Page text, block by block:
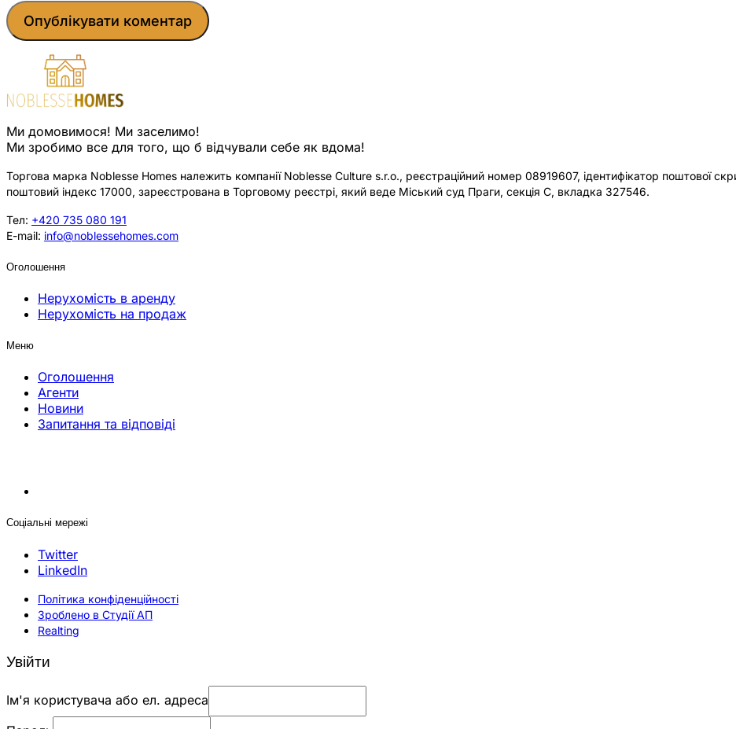
Ми домовимося! Ми заселимо!
Ми зробимо все для того, що б відчували себе як вдома!
Торгова марка Noblesse Homes належить компанії Noblesse Culture s.r.o., реєстраційний номер 08919607, ідентифікатор поштової
поштовий індекс 17000, зареєстрована в Торговому реєстрі, який веде Міський суд Праги, секція C, вкладка 327546.
Тел: +420 735 080 191
E-mail: info@noblessehomes.com
Оголошення
Нерухомість в аренду
Нерухомість на продаж
Меню
Оголошення
Агенти
Новини
Запитання та відповіді
Соціальні мережі
Twitter
LinkedIn
Політика конфіденційності
Зроблено в Студії АП
Realting
Увійти
Ім'я користувача або ел. адреса